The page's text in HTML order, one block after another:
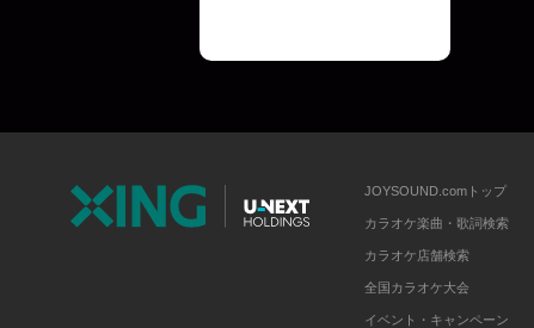
JOYSOUND.comトップ
カラオケ楽曲・歌詞検索
カラオケ店舗検索
全国カラオケ大会
イベント・キャンペーン